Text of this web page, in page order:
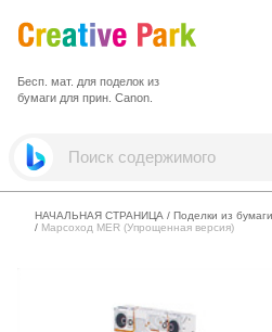
Бесп. мат. для поделок из
бумаги для прин. Canon.
НАЧАЛЬНАЯ СТРАНИЦА / Поделки из бумаги
/ Марсоход MER (Упрощенная версия)